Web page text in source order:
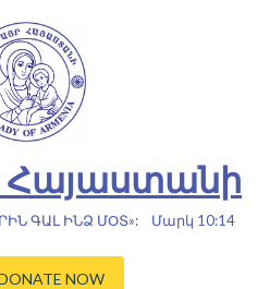
Հայաստանի
ԳԱԼ ԻՆՁ ՄՕՏ»: Մարկ 10:14
NOW